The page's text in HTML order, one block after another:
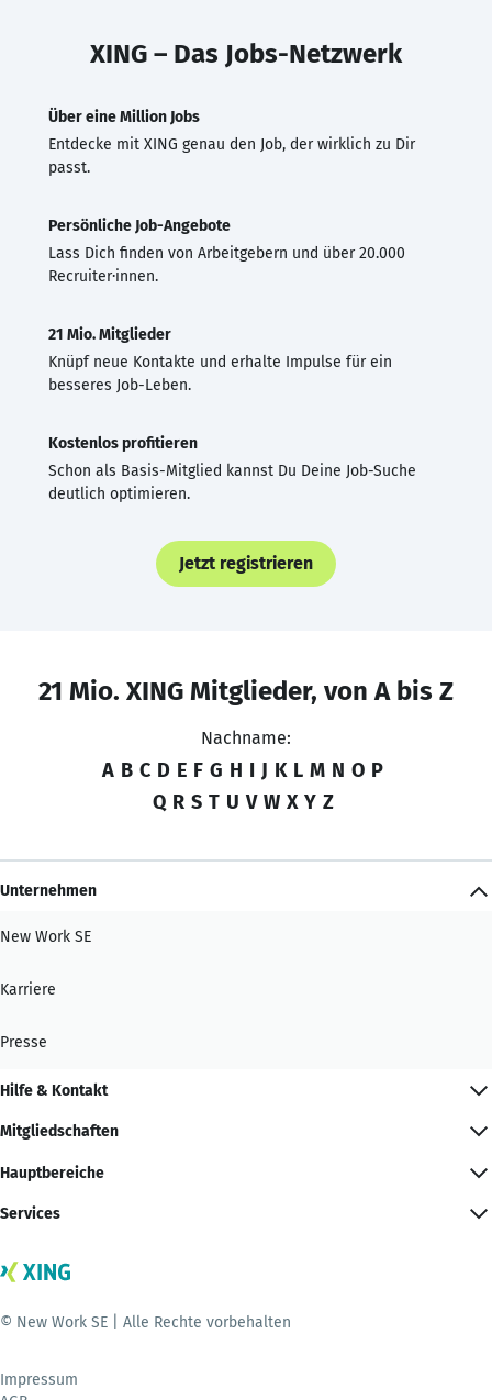
XING – Das Jobs-Netzwerk
Über eine Million Jobs
Entdecke mit XING genau den Job, der wirklich zu Dir
passt.
Persönliche Job-Angebote
Lass Dich finden von Arbeitgebern und über 20.000
Recruiter·innen.
21 Mio. Mitglieder
Knüpf neue Kontakte und erhalte Impulse für ein
besseres Job-Leben.
Kostenlos profitieren
Schon als Basis-Mitglied kannst Du Deine Job-Suche
deutlich optimieren.
Jetzt registrieren
21 Mio. XING Mitglieder, von A bis Z
Nachname:
A B C D E F G H I J K L M N O P
Q R S T U V W X Y Z
Unternehmen
New Work SE
Karriere
Presse
Hilfe & Kontakt
Mitgliedschaften
Hauptbereiche
Services
© New Work SE | Alle Rechte vorbehalten
Impressum